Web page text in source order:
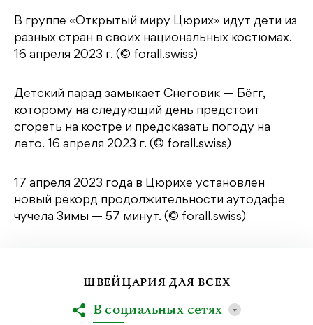
В группе «Открытый миру Цюрих» идут дети из
разных стран в своих национальных костюмах.
16 апреля 2023 г. (© forall.swiss)
Детский парад замыкает Снеговик — Бёгг,
которому на следующий день предстоит
сгореть на костре и предсказать погоду на
лето. 16 апреля 2023 г. (© forall.swiss)
17 апреля 2023 года в Цюрихе установлен
новый рекорд продолжительности аутодафе
чучела Зимы — 57 минут. (© forall.swiss)
ШВЕЙЦАРИЯ ДЛЯ ВСЕХ
В социальных сетях